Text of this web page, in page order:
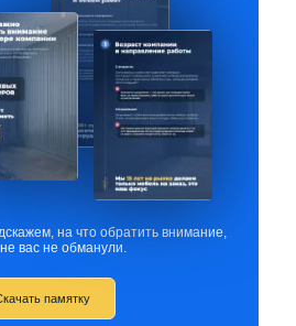
на что обратить внимание,
вас не обманули.
памятку